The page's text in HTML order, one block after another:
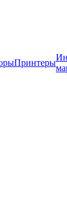
Принтеры